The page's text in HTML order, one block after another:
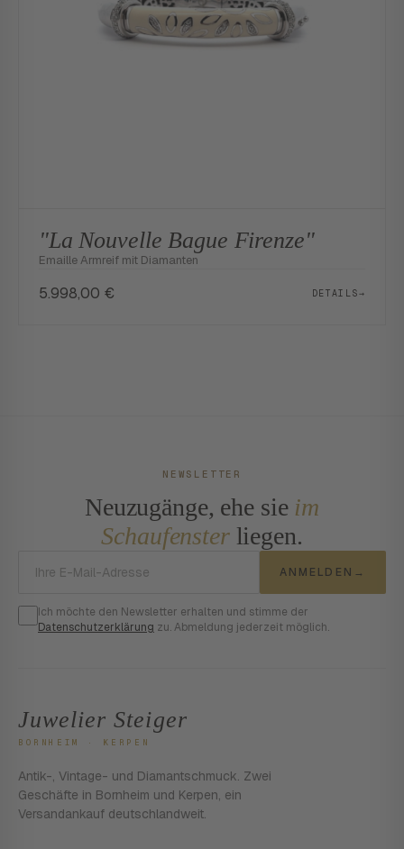
"La Nouvelle Bague Firenze"
Emaille Armreif mit Diamanten
5.998,00 € DETAILS→
NEWSLETTER
Neuzugänge, ehe sie im
Schaufensterliegen.
ANMELDEN →
Ich möchte den Newsletter erhalten und stimme der
Datenschutzerklärung zu. Abmeldung jederzeit möglich.
Juwelier Steiger
BORNHEIM · KERPEN
Antik-, Vintage- und Diamantschmuck. Zwei
Geschäfte in Bornheim und Kerpen, ein
Versandankauf deutschlandweit.